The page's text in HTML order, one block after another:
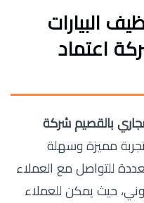
البيارات
اعتماد
بالقصيم شركة
مميزة وسهلة
للتواصل مع العملاء
حيث يمكن للعملاء